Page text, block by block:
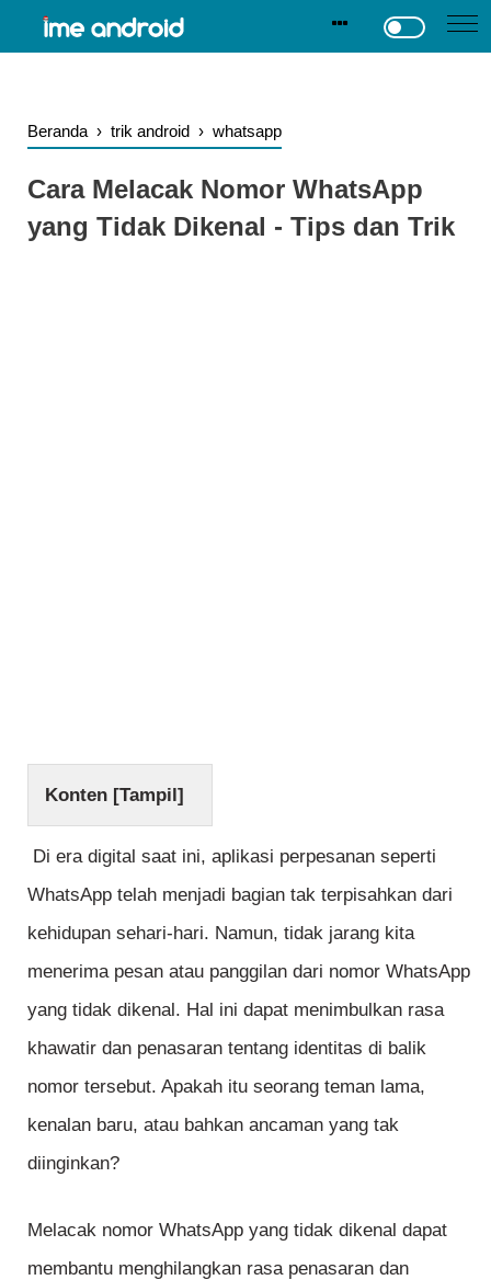
Beranda › trik android › whatsapp
Cara Melacak Nomor WhatsApp
yang Tidak Dikenal - Tips dan Trik
Konten [Tampil]
Di era digital saat ini, aplikasi perpesanan seperti
WhatsApp telah menjadi bagian tak terpisahkan dari
kehidupan sehari-hari. Namun, tidak jarang kita
menerima pesan atau panggilan dari nomor WhatsApp
yang tidak dikenal. Hal ini dapat menimbulkan rasa
khawatir dan penasaran tentang identitas di balik
nomor tersebut. Apakah itu seorang teman lama,
kenalan baru, atau bahkan ancaman yang tak
diinginkan?
Melacak nomor WhatsApp yang tidak dikenal dapat
membantu menghilangkan rasa penasaran dan